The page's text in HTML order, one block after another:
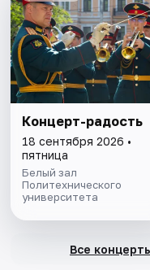
Концерт-радость
18 сентября 2026 •
пятница
Белый зал
Политехнического
университета
Все